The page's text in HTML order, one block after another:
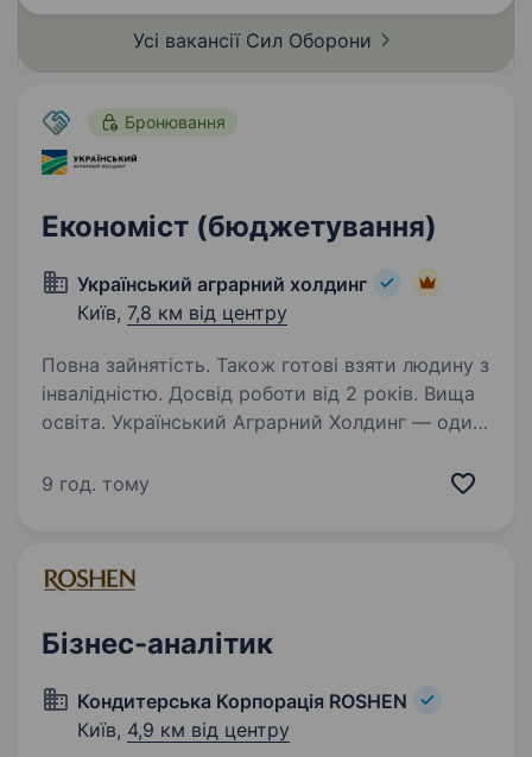
Усі вакансії Сил Оборони
Бронювання
Економіст (бюджетування)
Український аграрний холдинг
Київ, 7,8 км від центру
Повна зайнятість. Також готові взяти людину з
інвалідністю. Досвід роботи від 2 років. Вища
освіта. Український Аграрний Холдинг — один
в Україні. Наші виробництва знаходяться
вмістити 250 тис…
9 год. тому
Бізнес-аналітик
Кондитерська Корпорація ROSHEN
Київ, 4,9 км від центру